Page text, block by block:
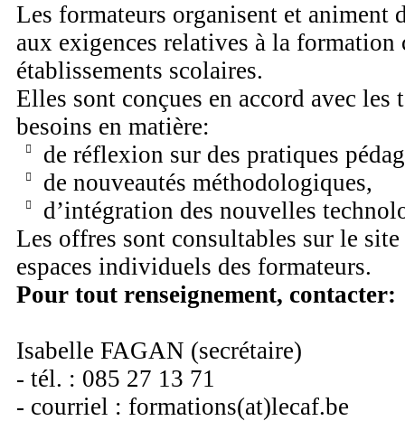
Les formateurs organisent et animent
aux exigences relatives à la formation
établissements scolaires.
Elles sont conçues en accord avec les
besoins en matière:
de réflexion sur des pratiques
de nouveautés méthodologiques,
d’intégration des nouvelles
Les offres sont consultables sur le
espaces individuels des formateurs.
Pour tout renseignement, contacter:
Isabelle FAGAN (secrétaire)
- tél. : 085 27 13 71
- courriel : formations(at)lecaf.be